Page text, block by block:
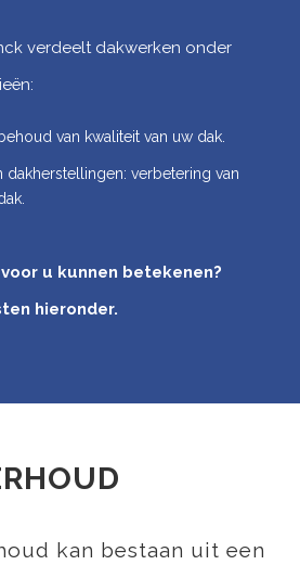
verdeelt dakwerken onder
van kwaliteit van uw dak.
dakherstellingen: verbetering van
u kunnen betekenen?
hieronder.
kan bestaan uit een